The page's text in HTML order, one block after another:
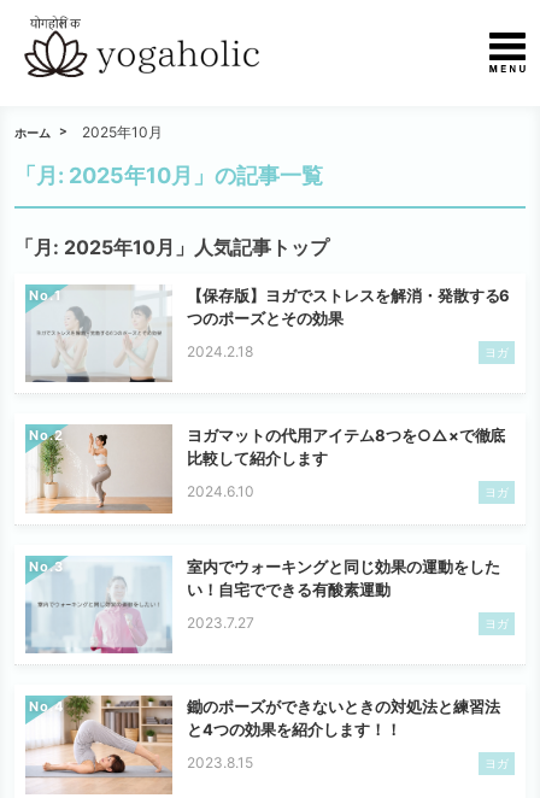
ホーム 2025年10月
「月: 2025年10月 」の記事一覧
「月: 2025年10月 」人気記事トップ
No.
【保存版】ヨガでストレスを解消・発散する6
つのポーズとその効果
2024.2.18 ヨガ
No.
ヨガマットの代用アイテム8つを○△×で徹底
比較して紹介します
2024.6.10 ヨガ
No.
室内でウォーキングと同じ効果の運動をした
い！自宅でできる有酸素運動
2023.7.27 ヨガ
No.
鋤のポーズができないときの対処法と練習法
と4つの効果を紹介します！！
2023.8.15 ヨガ